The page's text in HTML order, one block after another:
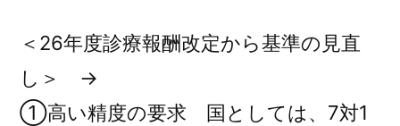
＜26年度診療報酬改定から基準の見直
し＞ →
①高い精度の要求 国としては、7対1